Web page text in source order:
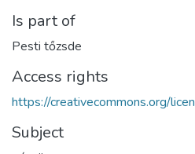
Is part of
Pesti tőzsde
Access rights
https://creativecommons.org/
Subject